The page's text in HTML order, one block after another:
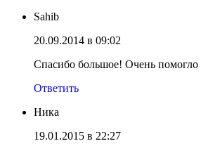
Sahib
20.09.2014 в 09:02
Спасибо большое! Очень помогло
Ответить
Ника
19.01.2015 в 22:27